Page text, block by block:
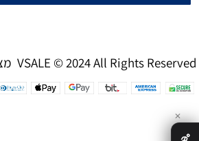
מצלמות אבטחה VSALE © 2024 All Rights Reserved
✕